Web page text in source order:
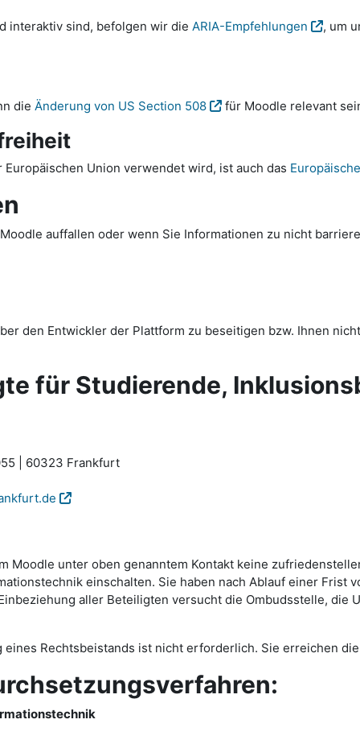
interaktiv sind, befolgen wir die ARIA-Empfehlungen , um
die Änderung von US Section 508 für Moodle relevant
Union verwendet wird, ist auch das
auffallen oder wenn Sie Informationen zu nicht
den Entwickler der Plattform zu beseitigen bzw. Ihnen
für Studierende,
| 60323 Frankfurt
unter oben genanntem Kontakt keine
einschalten. Sie haben nach Ablauf einer Frist
aller Beteiligten versucht die Ombudsstelle,
Rechtsbeistands ist nicht erforderlich. Sie erreichen